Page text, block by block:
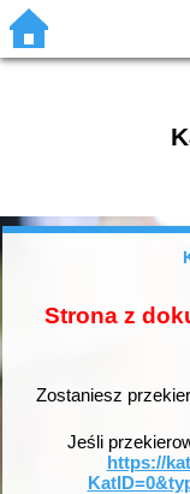
Strona z
Zostaniesz
Jeśli
https://